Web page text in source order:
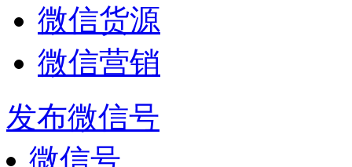
微信货源
微信营销
发布微信号
微信号